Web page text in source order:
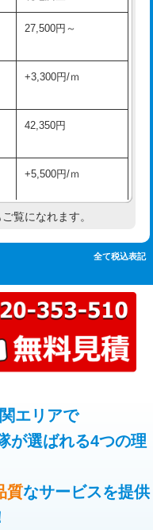
16,500円
現場見積
。
16,500円
11,000円~
66,000円
27,500円
38,500円
27,500円
38,500円
27,500円～
+3,300円/ｍ
42,350円
+5,500円/ｍ
現地調査
33,000円
+3,300円
33,000円
11,000円
覧になれます。
全て税込表記
エリアで
が選ばれる4つの理
質なサービスを提供